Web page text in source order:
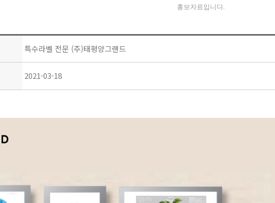
홍보자료입니다.
특수라벨 전문 (주)태평양그랜드
2021-03-18